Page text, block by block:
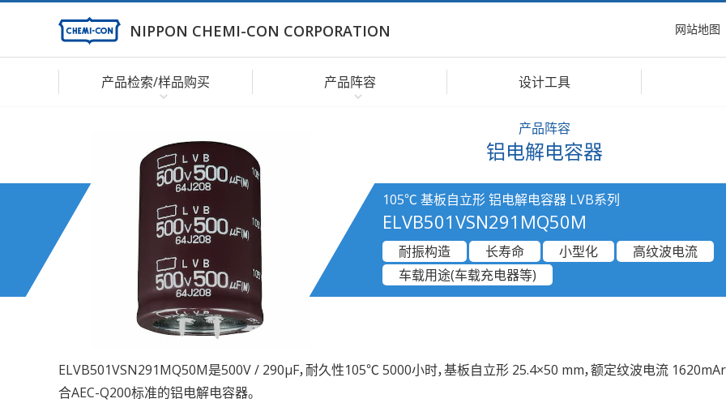
NIPPON CHEMI-CON CORPORATION 网站地图
产品检索/样品购买 产品阵容 设计工具
产品阵容
铝电解电容器
105℃ 基板自立形 铝电解电容器 LVB系列
ELVB501VSN291MQ50M
耐振构造 长寿命 小型化
高纹波电流
车载用途(车载充电器等)
ELVB501VSN291MQ50M是500V / 290µF，耐久性105℃ 5000小时，基板自立形 25.4×50 mm，额定纹波电流
合AEC-Q200标准的铝电解电容器。